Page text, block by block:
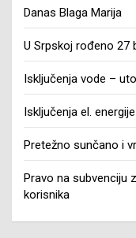
Danas Blaga Marija
U Srpskoj rođeno 27
Isključenja vode –
Isključenja el.
Pretežno sunčano i
Pravo na subvenciju
korisnika